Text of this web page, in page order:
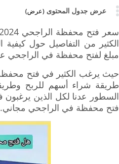
عرض جدول المحتوى (عرض)
‏سعر فتح محفظة الراجحي 2024: ‏أحبتي زوار موقع
الكثير من التفاصيل حول
مبلغ لفتح محفظة في الراجحي
حيث يرغب الكثير في فتح محفظة
طريقة شراء أسهم للربح
السطور عدنا لكل الذين
فتح محفظة في الراجحي مجاني.